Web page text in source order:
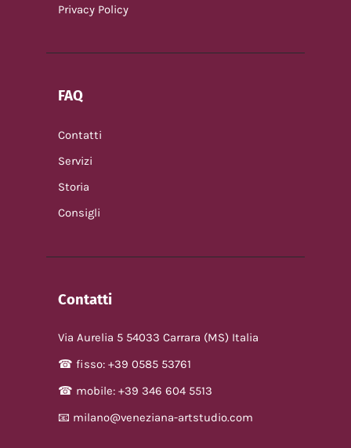
Privacy Policy
FAQ
Contatti
Servizi
Storia
Consigli
Contatti
Via Aurelia 5 54033 Carrara (MS) Italia
☎ fisso: +39 0585 53761
☎ mobile: +39 346 604 5513
📧 milano@veneziana-artstudio.com